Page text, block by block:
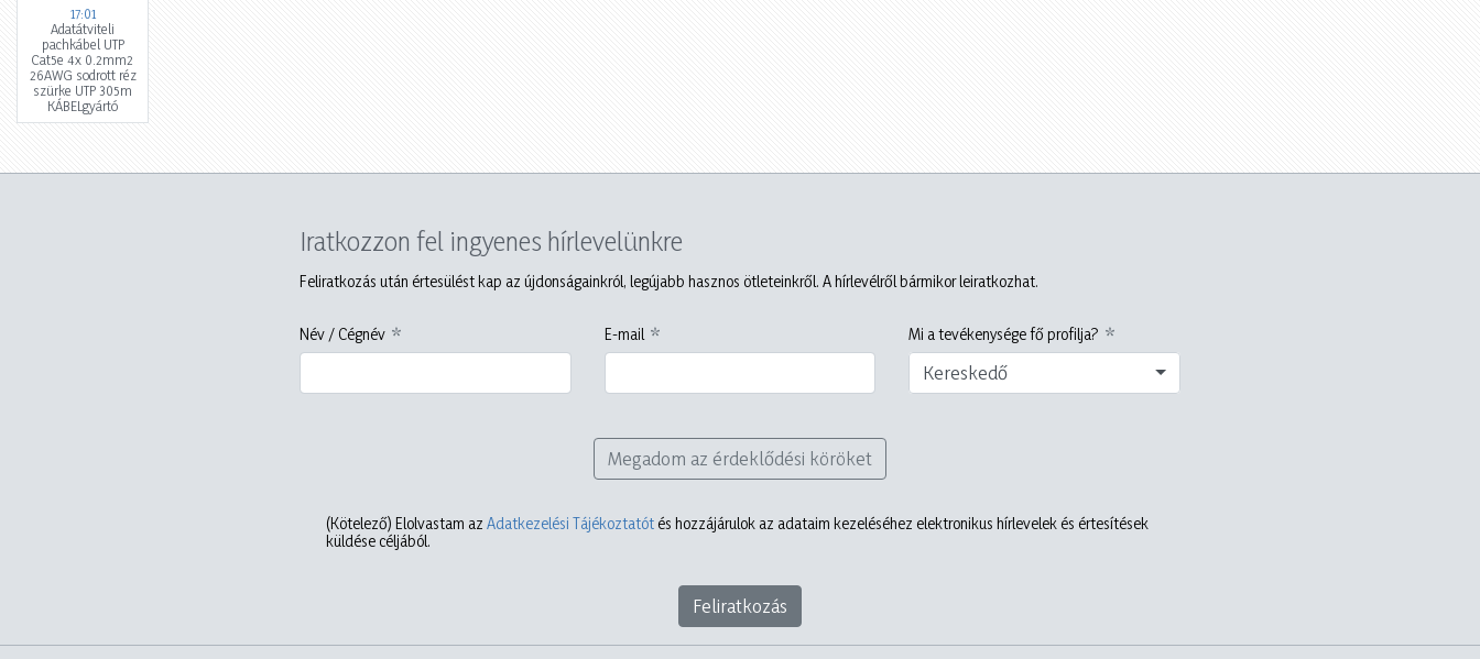
17:01
Adatátviteli
pachkábel UTP
Cat5e 4x 0.2mm2
26AWG sodrott réz
szürke UTP 305m
KÁBELgyártó
Iratkozzon fel ingyenes hírlevelünkre
Feliratkozás után értesülést kap az újdonságainkról, legújabb hasznos ötleteinkről. A hírlevélről bármikor leiratkozhat.
Név / Cégnév E-mail Mi a tevékenysége fő profilja?
Kereskedő
Megadom az érdeklődési köröket
(Kötelező) Elolvastam az Adatkezelési Tájékoztatót és hozzájárulok az adataim kezeléséhez elektronikus hírlevelek és értesítések
küldése céljából.
Feliratkozás